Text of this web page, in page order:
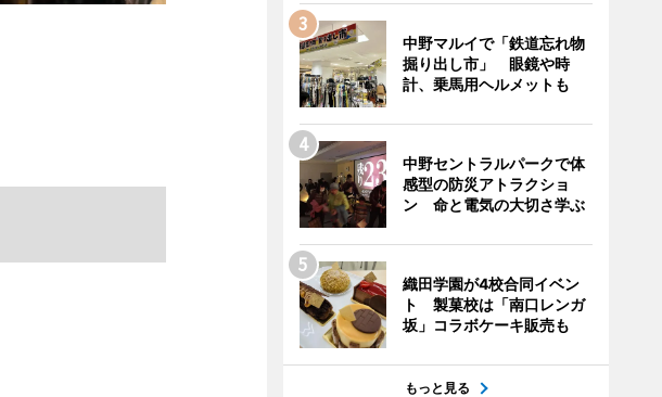
中野マルイで「鉄道忘れ物
掘り出し市」 眼鏡や時
計、乗馬用ヘルメットも
中野セントラルパークで体
感型の防災アトラクショ
ン 命と電気の大切さ学ぶ
織田学園が4校合同イベン
ト 製菓校は「南口レンガ
坂」コラボケーキ販売も
もっと見る